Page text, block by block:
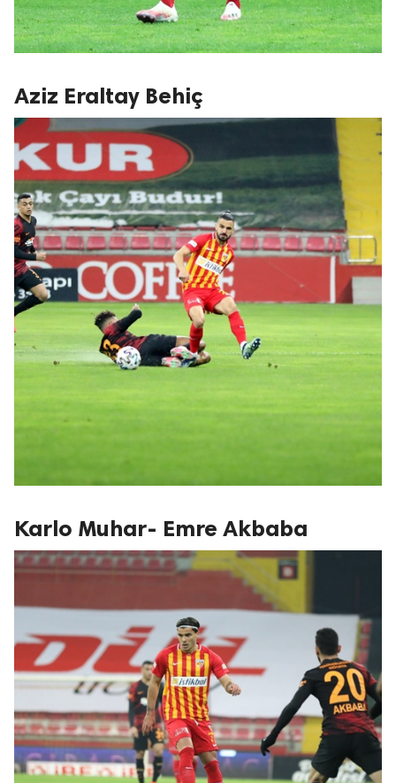
Aziz Eraltay Behiç
Karlo Muhar- Emre Akbaba